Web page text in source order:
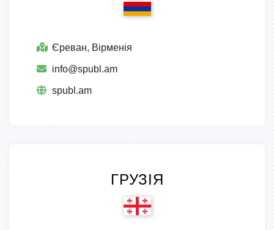
Єреван, Вірменія
info@spubl.am
spubl.am
ГРУЗІЯ